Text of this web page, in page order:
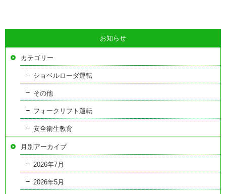
お知らせ
カテゴリー
ショベルローダ運転
その他
フォークリフト運転
安全衛生教育
月別アーカイブ
2026年7月
2026年5月